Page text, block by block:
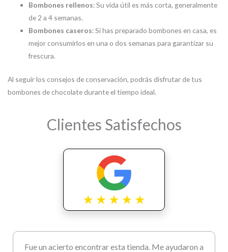
Bombones rellenos: Su vida útil es más corta, generalmente
de 2 a 4 semanas.
Bombones caseros: Si has preparado bombones en casa, es
mejor consumirlos en una o dos semanas para garantizar su
frescura.
Al seguir los consejos de conservación, podrás disfrutar de tus
bombones de chocolate durante el tiempo ideal.
Clientes Satisfechos
Fue un acierto encontrar esta tienda. Me ayudaron a